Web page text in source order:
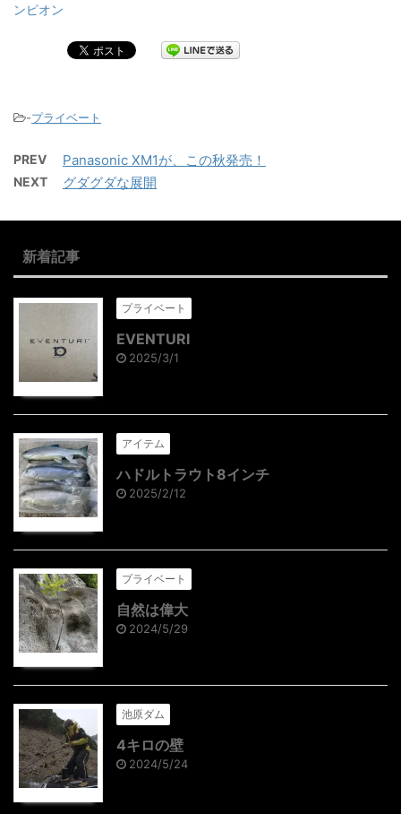
ンピオン
-プライベート
PREV Panasonic XM1が、この秋発売！
NEXT グダグダな展開
新着記事
プライベート
EVENTURI
2025/3/1
アイテム
ハドルトラウト8インチ
2025/2/12
プライベート
自然は偉大
2024/5/29
池原ダム
4キロの壁
2024/5/24